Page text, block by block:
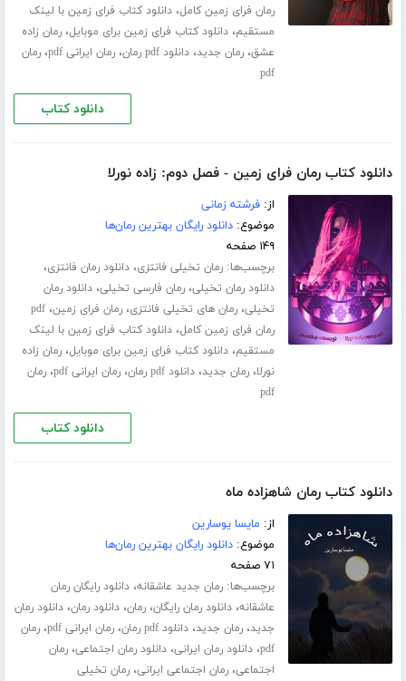
رمان فرای زمین کامل،دانلود کتاب فرای زمین با لینک
مستقیم،دانلود کتاب فرای زمین برای موبایل،رمان زاده
عشق،رمان جدید،دانلود pdf رمان ،رمان ایرانی pdf ،رمان
pdf
دانلود کتاب
دانلود کتاب رمان فرای زمین - فصل دوم: زاده نورلا
از:فرشته زمانی
موضوع:دانلود رایگان بهترین رمان‌ها
۱۴۹ صفحه
برچسب‌ها:رمان تخیلی فانتزی،دانلود رمان فانتزی،
دانلود رمان تخیلی،رمان فارسی تخیلی،دانلود رمان
تخیلی،رمان های تخیلی فانتزی،رمان فرای زمین،pdf
رمان فرای زمین کامل،دانلود کتاب فرای زمین با لینک
مستقیم،دانلود کتاب فرای زمین برای موبایل،رمان زاده
نورلا،رمان جدید،دانلود pdf رمان ،رمان ایرانی pdf ،رمان
pdf
دانلود کتاب
دانلود کتاب رمان شاهزاده ماه
از: مایسا یوسارین
موضوع:دانلود رایگان بهترین رمان‌ها
۷۱ صفحه
برچسب‌ها:رمان جدید عاشقانه،دانلود رایگان رمان
عاشقانه،دانلود رمان رایگان،رمان،دانلود رمان،دانلود رمان
جدید،رمان جدید،دانلود pdf رمان ،رمان ایرانی pdf ،رمان
pdf،دانلود رمان ایرانی،دانلود رمان اجتماعی،رمان
اجتماعی،رمان اجتماعی ایرانی،رمان تخیلی